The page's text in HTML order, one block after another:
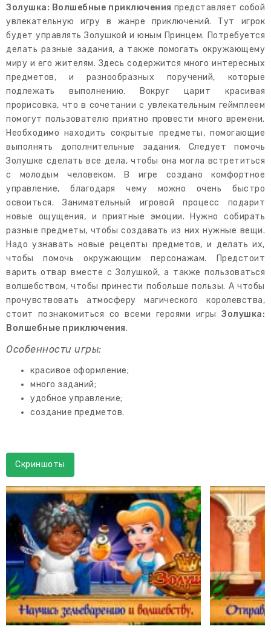
Золушка: Волшебные приключения представляет собой
увлекательную игру в жанре приключений. Тут игрок
будет управлять Золушкой и юным Принцем. Потребуется
делать разные задания, а также помогать окружающему
миру и его жителям. Здесь содержится много интересных
предметов, и разнообразных поручений, которые
подлежать выполнению. Вокруг царит красивая
прорисовка, что в сочетании с увлекательным геймплеем
помогут пользователю приятно провести много времени.
Необходимо находить сокрытые предметы, помогающие
выполнять дополнительные задания. Следует помочь
Золушке сделать все дела, чтобы она могла встретиться
с молодым человеком. В игре создано комфортное
управление, благодаря чему можно очень быстро
освоиться. Занимательный игровой процесс подарит
новые ощущения, и приятные эмоции. Нужно собирать
разные предметы, чтобы создавать из них нужные вещи.
Надо узнавать новые рецепты предметов, и делать их,
чтобы помочь окружающим персонажам. Предстоит
варить отвар вместе с Золушкой, а также пользоваться
волшебством, чтобы принести побольше пользы. А чтобы
прочувствовать атмосферу магического королевства,
стоит познакомиться со всеми героями игры Золушка:
Волшебные приключения.
Особенности игры:
красивое оформление;
много заданий;
удобное управление;
создание предметов.
Скриншоты